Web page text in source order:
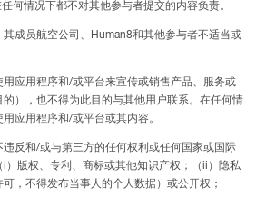
何情况下都不对其他参与者提交的内容负责。
成员航空公司、Human8和其他参与者不适当或
应用程序和/或平台来宣传或销售产品、服务或
），也不得为此目的与其他用户联系。在任何情
应用程序和/或平台或其内容。
反和/或与第三方的任何权利或任何国家或国际
）版权、专利、商标或其他知识产权；（ii）隐私
，不得发布当事人的个人数据）或公开权；